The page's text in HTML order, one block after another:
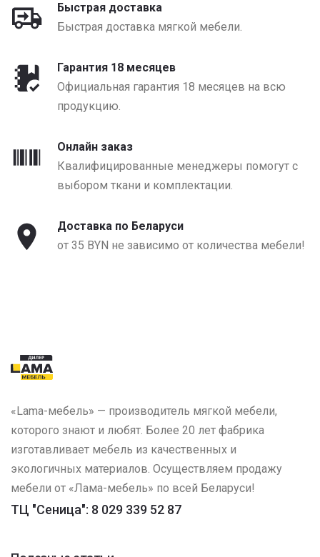
Быстрая доставка
Быстрая доставка мягкой мебели.
Гарантия 18 месяцев
Официальная гарантия 18 месяцев на всю
продукцию.
Онлайн заказ
Квалифицированные менеджеры помогут с
выбором ткани и комплектации.
Доставка по Беларуси
от 35 BYN не зависимо от количества мебели!
«Lama-мебель» — производитель мягкой мебели,
которого знают и любят. Более 20 лет фабрика
изготавливает мебель из качественных и
экологичных материалов. Осуществляем продажу
мебели от «Лама-мебель» по всей Беларуси!
ТЦ "Сеница": 8 029 339 52 87